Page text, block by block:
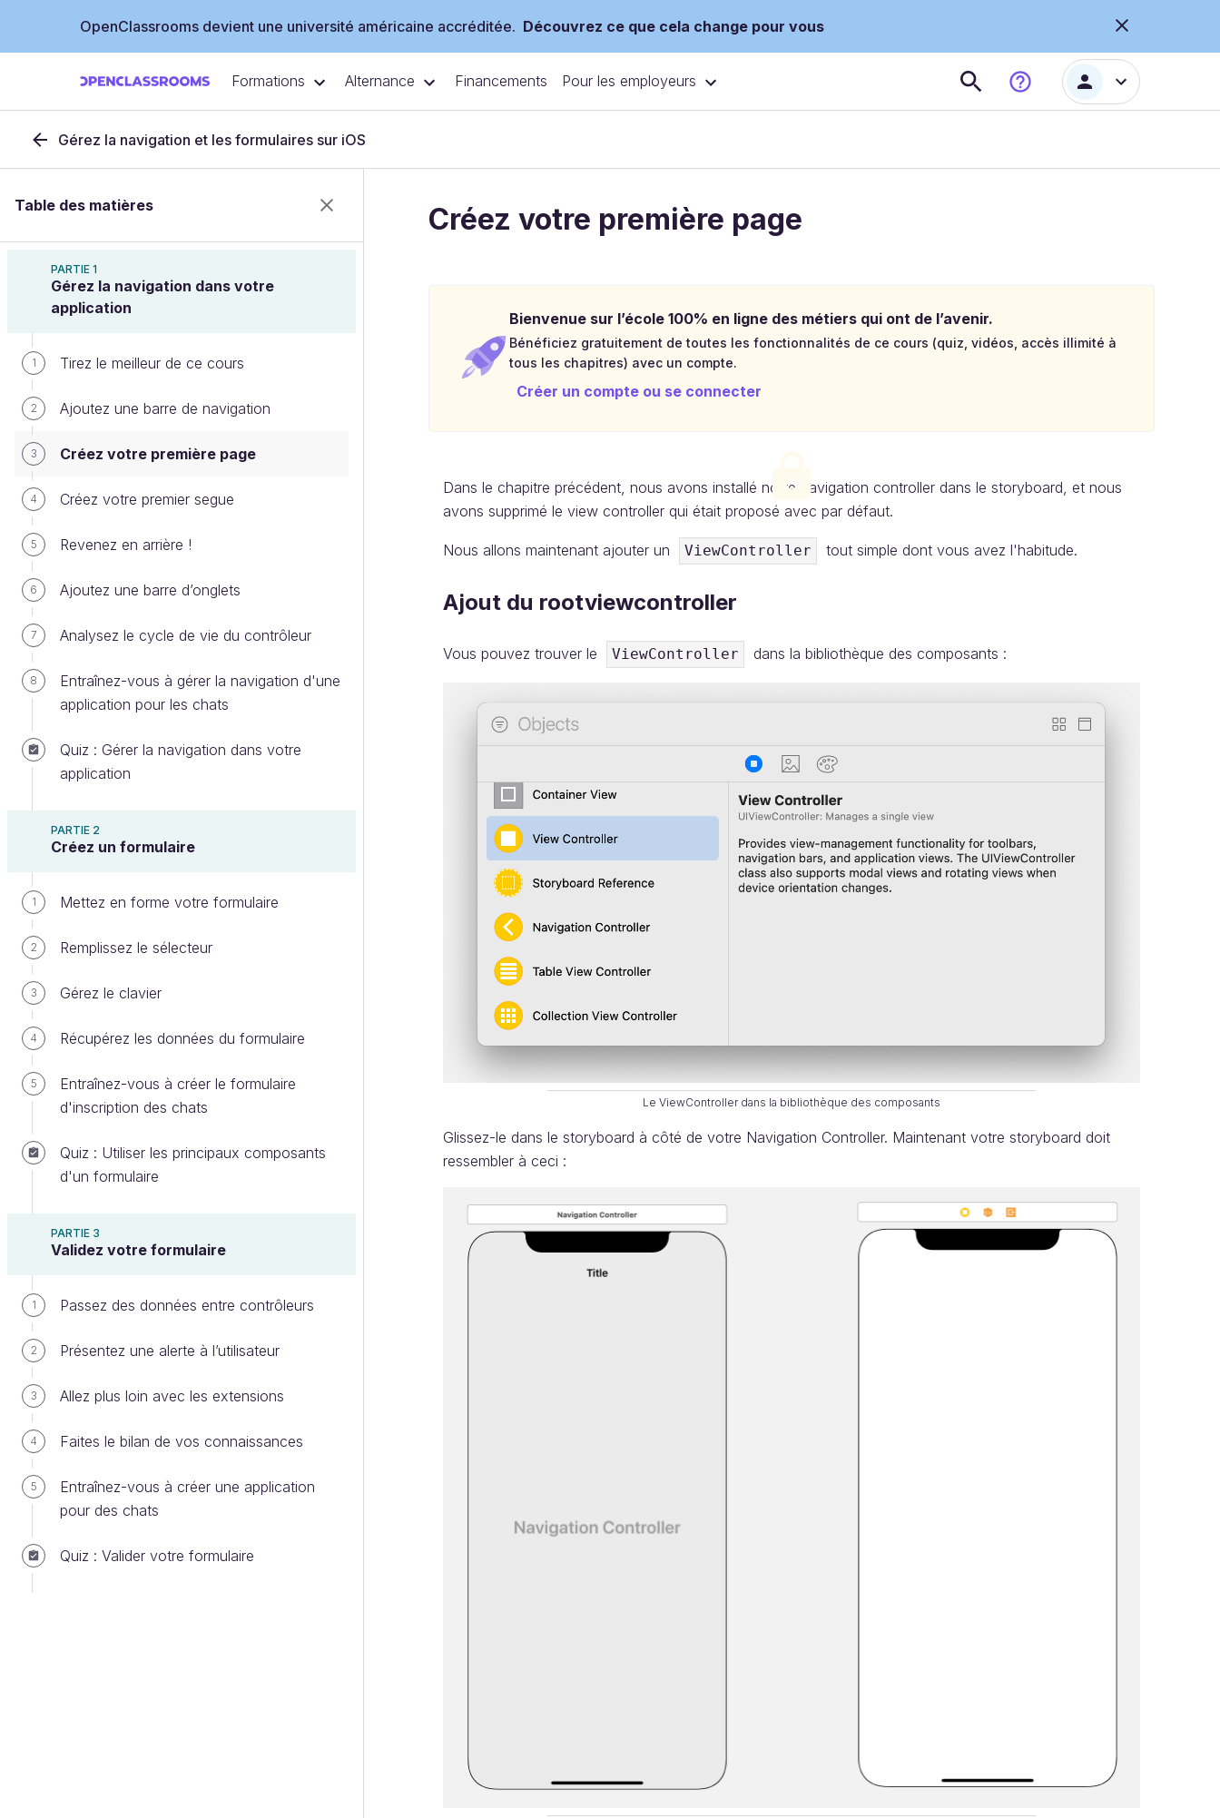
OpenClassrooms devient une université américaine accréditée. Découvrez ce que cela change pour vous
Formations Alternance Financements Pour les employeurs
Gérez la navigation et les formulaires sur iOS
Table des matières
PARTIE 1
Gérez la navigation dans votre
application
1 Tirez le meilleur de ce cours
2 Ajoutez une barre de navigation
3 Créez votre première page
4 Créez votre premier segue
5 Revenez en arrière !
6 Ajoutez une barre d’onglets
7 Analysez le cycle de vie du contrôleur
8
Entraînez-vous à gérer la navigation d'une
application pour les chats
Quiz : Gérer la navigation dans votre
application
PARTIE 2
Créez un formulaire
1 Mettez en forme votre formulaire
2 Remplissez le sélecteur
3 Gérez le clavier
4 Récupérez les données du formulaire
5
Entraînez-vous à créer le formulaire
d'inscription des chats
Quiz : Utiliser les principaux composants
d'un formulaire
PARTIE 3
Validez votre formulaire
1 Passez des données entre contrôleurs
2 Présentez une alerte à l’utilisateur
3 Allez plus loin avec les extensions
4 Faites le bilan de vos connaissances
5
Entraînez-vous à créer une application
pour des chats
Quiz : Valider votre formulaire
Créez votre première page
Bienvenue sur l’école 100% en ligne des métiers qui ont de l’avenir.
Bénéficiez gratuitement de toutes les fonctionnalités de ce cours (quiz, vidéos, accès illimité à
tous les chapitres) avec un compte.
Créer un compte ou se connecter
Dans le chapitre précédent, nous avons installé notre navigation controller dans le storyboard, et nous
avons supprimé le view controller qui était proposé avec par défaut.
Nous allons maintenant ajouter un ViewController tout simple dont vous avez l'habitude.
Ajout du rootviewcontroller
Vous pouvez trouver le ViewController dans la bibliothèque des composants :
Le ViewController dans la bibliothèque des composants
Glissez-le dans le storyboard à côté de votre Navigation Controller. Maintenant votre storyboard doit
ressembler à ceci :